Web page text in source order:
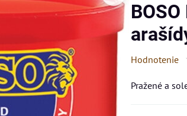
Hodnotenie
Pražené a